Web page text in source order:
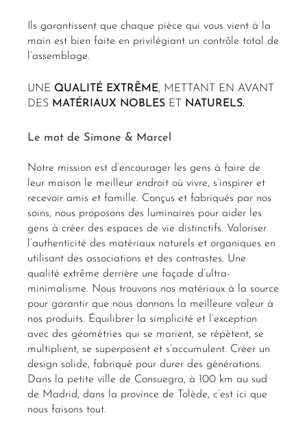
Ils garantissent que chaque pièce qui vous vient à la
main est bien faite en privilégiant un contrôle total de
l’assemblage.
UNE QUALITÉ EXTRÊME, METTANT EN AVANT
DES MATÉRIAUX NOBLES ET NATURELS.
Le mot de Simone & Marcel
Notre mission est d’encourager les gens à faire de
leur maison le meilleur endroit où vivre, s’inspirer et
recevoir amis et famille. Conçus et fabriqués par nos
soins, nous proposons des luminaires pour aider les
gens à créer des espaces de vie distinctifs. Valoriser
l’authenticité des matériaux naturels et organiques en
utilisant des associations et des contrastes. Une
qualité extrême derrière une façade d’ultra-
minimalisme. Nous trouvons nos matériaux à la source
pour garantir que nous donnons la meilleure valeur à
nos produits. Équilibrer la simplicité et l’exception
avec des géométries qui se marient, se répètent, se
multiplient, se superposent et s’accumulent. Créer un
design solide, fabriqué pour durer des générations.
Dans la petite ville de Consuegra, à 100 km au sud
de Madrid, dans la province de Tolède, c’est ici que
nous faisons tout.